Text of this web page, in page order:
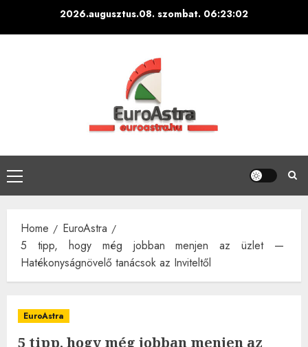
2026.augusztus.08. szombat. 06:23:03
Primary
Menu
Home
EuroAstra
5 tipp, hogy még jobban menjen az üzlet —
Hatékonyságnövelő tanácsok az Inviteltől
EuroAstra
5 tipp, hogy még jobban menjen az